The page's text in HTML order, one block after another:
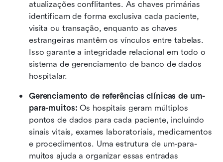
atualizações conflitantes. As chaves primárias
identificam de forma exclusiva cada paciente,
visita ou transação, enquanto as chaves
estrangeiras mantêm os vínculos entre tabelas.
Isso garante a integridade relacional em todo o
sistema de gerenciamento de banco de dados
hospitalar.
Gerenciamento de referências clínicas de um-
para-muitos: Os hospitais geram múltiplos
pontos de dados para cada paciente, incluindo
sinais vitais, exames laboratoriais, medicamentos
e procedimentos. Uma estrutura de um-para-
muitos ajuda a organizar essas entradas